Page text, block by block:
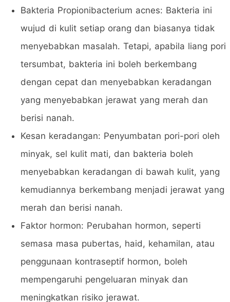
Bakteria Propionibacterium acnes: Bakteria ini
wujud di kulit setiap orang dan biasanya tidak
menyebabkan masalah. Tetapi, apabila liang pori
tersumbat, bakteria ini boleh berkembang
dengan cepat dan menyebabkan keradangan
yang menyebabkan jerawat yang merah dan
berisi nanah.
Kesan keradangan: Penyumbatan pori-pori oleh
minyak, sel kulit mati, dan bakteria boleh
menyebabkan keradangan di bawah kulit, yang
kemudiannya berkembang menjadi jerawat yang
merah dan berisi nanah.
Faktor hormon: Perubahan hormon, seperti
semasa masa pubertas, haid, kehamilan, atau
penggunaan kontraseptif hormon, boleh
mempengaruhi pengeluaran minyak dan
meningkatkan risiko jerawat.